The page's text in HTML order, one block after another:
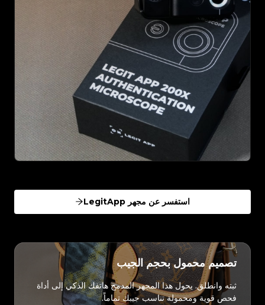
استفسر عن مجهر LegitApp
تصميم محمول بحجم الجيب
ثبته وانطلق. يحول هذا المجهر المدمج هاتفك الذكي إلى أداة
فحص قوية ومحمولة تناسب جيبك تماماً.